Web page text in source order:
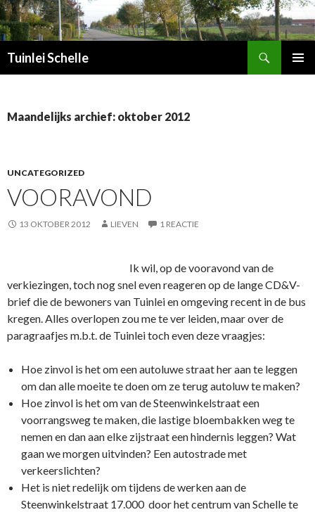
Tuinlei Schelle
Maandelijks archief: oktober 2012
UNCATEGORIZED
VOORAVOND
13 OKTOBER 2012 LIEVEN 1 REACTIE
Ik wil, op de vooravond van de
verkiezingen, toch nog snel even reageren op de lange CD&V-
brief die de bewoners van Tuinlei en omgeving recent in de bus
kregen. Alles overlopen zou me te ver leiden, maar over de
paragraafjes m.b.t. de Tuinlei toch even deze vraagjes:
Hoe zinvol is het om een autoluwe straat her aan te leggen
om dan alle moeite te doen om ze terug autoluw te maken?
Hoe zinvol is het om van de Steenwinkelstraat een
voorrangsweg te maken, die lastige bloembakken weg te
nemen en dan aan elke zijstraat een hindernis leggen? Wat
gaan we morgen uitvinden? Een autostrade met
verkeerslichten?
Het is niet redelijk om tijdens de werken aan de
Steenwinkelstraat 17.000 door het centrum van Schelle te